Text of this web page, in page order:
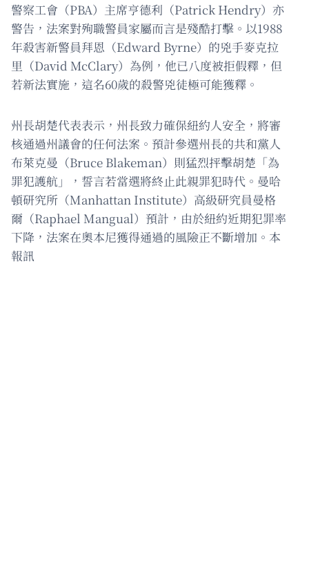
警察工會（PBA）主席亨德利（Patrick Hendry）亦
警告，法案對殉職警員家屬而言是殘酷打擊。以1988
年殺害新警員拜恩（Edward Byrne）的兇手麥克拉
里（David McClary）為例，他已八度被拒假釋，但
若新法實施，這名60歲的殺警兇徒極可能獲釋。
州長胡楚代表表示，州長致力確保紐約人安全，將審
核通過州議會的任何法案。預計參選州長的共和黨人
布萊克曼（Bruce Blakeman）則猛烈抨擊胡楚「為
罪犯護航」，誓言若當選將終止此親罪犯時代。曼哈
頓研究所（Manhattan Institute）高級研究員曼格
爾（Raphael Mangual）預計，由於紐約近期犯罪率
下降，法案在奧本尼獲得通過的風險正不斷增加。本
報訊